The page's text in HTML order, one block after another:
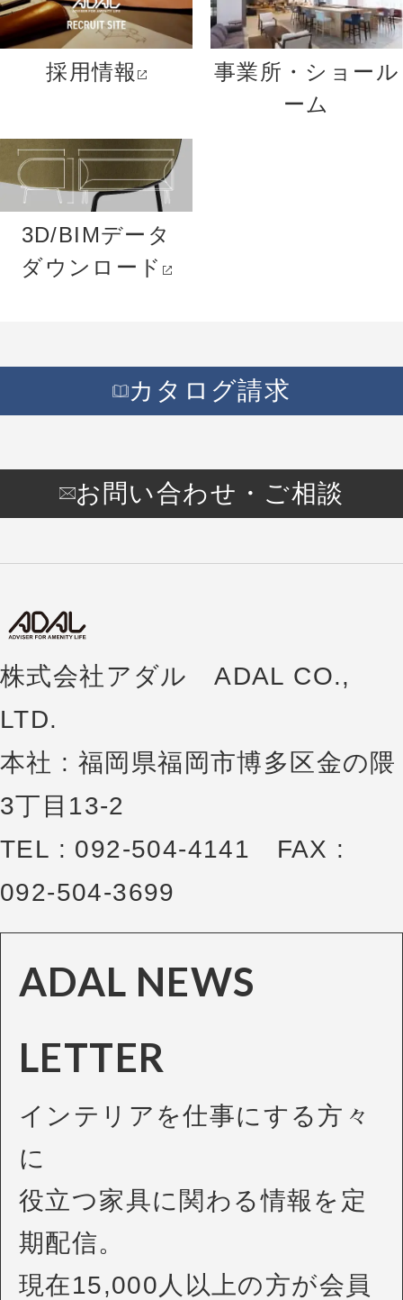
採用情報
事業所・ショール
ーム
3D/BIMデータ
ダウンロード
カタログ請求
お問い合わせ・ご相談
株式会社アダル ADAL CO.,
LTD.
本社 : 福岡県福岡市博多区金の隈
3丁目13-2
TEL : 092-504-4141 FAX :
092-504-3699
ADAL NEWS
LETTER
インテリアを仕事にする方々
に
役立つ家具に関わる情報を定
期配信。
現在15,000人以上の方が会員